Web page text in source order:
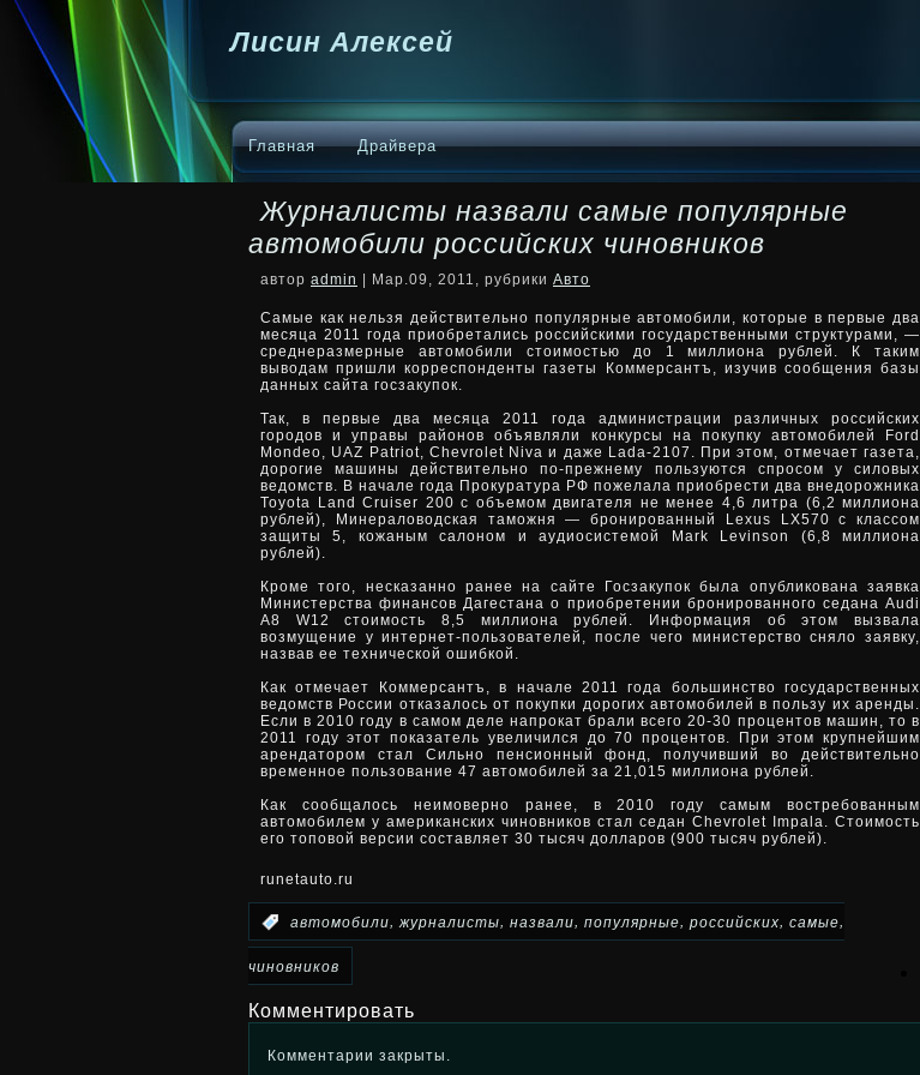
Лисин Алексей
Главная Драйвера
Журналисты назвали самые популярные
автомобили российских чиновников
автор admin | Мар.09, 2011, рубрики Авто
Самые как нельзя действительно популярные автомобили, которые в первые два
месяца 2011 года приобретались российскими государственными структурами, —
среднеразмерные автомобили стоимостью до 1 миллиона рублей. К таким
выводам пришли корреспондентыгазеты Коммерсантъ, изучив сообщения базы
данных сайта госзакупок.
Так, в первые два месяца 2011 года администрации различных российских
городов и управы районов объявляли конкурсы на покупку автомобилей Ford
Mondeo, UAZ Patriot, Chevrolet Niva и даже Lada-2107. При этом, отмечает газета,
дорогие машины действительно по-прежнему пользуются спросом у силовых
ведомств. В начале года Прокуратура РФ пожелала приобрести два внедорожника
Toyota Land Cruiser 200 с объемом двигателя не менее 4,6 литра (6,2 миллиона
рублей), Минераловодская таможня — бронированный Lexus LX570 с классом
защиты 5, кожаным салоном и аудиосистемой Mark Levinson (6,8 миллиона
рублей).
Кроме того, несказанно ранее на сайте Госзакупок была опубликована заявка
Министерства финансов Дагестана о приобретении бронированного седана Audi
A8 W12 стоимость 8,5 миллиона рублей. Информация об этом вызвала
возмущение у интернет-пользователей, после чего министерство сняло заявку,
назвав ее технической ошибкой.
Как отмечает Коммерсантъ, в начале 2011 года большинство государственных
ведомств России отказалось от покупки дорогих автомобилей в пользу их аренды.
Если в 2010 году в самом деле напрокат брали всего 20-30 процентов машин, то в
2011 году этот показатель увеличился до 70 процентов. При этом крупнейшим
арендатором стал Сильно пенсионный фонд, получивший во действительно
временное пользование 47 автомобилей за 21,015 миллиона рублей.
Как сообщалось неимоверно ранее, в 2010 году самым востребованным
автомобилем у американских чиновников стал седан Chevrolet Impala. Стоимость
его топовой версии составляет 30 тысяч долларов (900 тысяч рублей).
runetauto.ru
автомобили, журналисты, назвали, популярные, российских, самые,
чиновников
Комментировать
Комментарии закрыты.